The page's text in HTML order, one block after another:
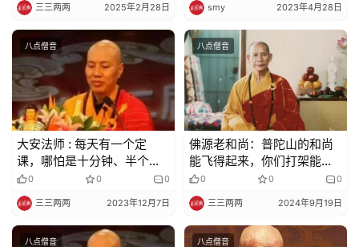
三三两两 2025年2月28日 smy 2023年4月28日
八点僧音
大安法师 : 每天有一个定
课，哪怕是十分钟、半个小
时，有一个定课来规范自己
0 0 0
三三两两 2023年12月7日
八点僧音
佛源老和尚：普陀山的和尚
能飞得起来，你们打架能飞
得起就打，飞不起就不要
打！
0 0 0
三三两两 2024年9月19日
八点僧音 八点僧音